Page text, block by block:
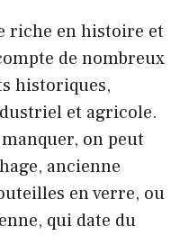
riche en histoire et
de nombreux
historiques,
et agricole.
on peut
ancienne
en verre, ou
qui date du